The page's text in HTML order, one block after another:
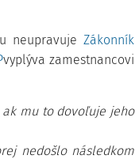
neupravuje Zákonník
vyplýva zamestnancovi
mu to dovoľuje jeho
nedošlo následkom